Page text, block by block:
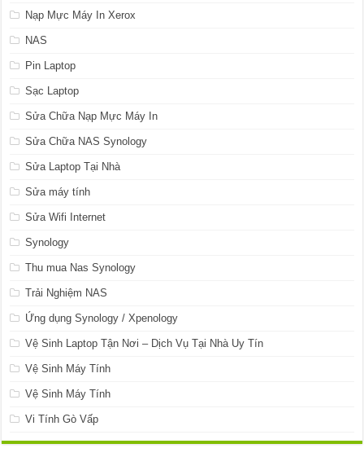
Nạp Mực Máy In Xerox
NAS
Pin Laptop
Sạc Laptop
Sửa Chữa Nạp Mực Máy In
Sửa Chữa NAS Synology
Sửa Laptop Tại Nhà
Sửa máy tính
Sửa Wifi Internet
Synology
Thu mua Nas Synology
Trải Nghiệm NAS
Ứng dụng Synology / Xpenology
Vệ Sinh Laptop Tận Nơi – Dịch Vụ Tại Nhà Uy Tín
Vệ Sinh Máy Tính
Vệ Sinh Máy Tính
Vi Tính Gò Vấp